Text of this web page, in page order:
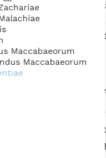
Maccabaeorum
Maccabaeorum
non ignorans
eorum, et
quoniam non
in perpetuum:
erat maledictum ab
veniam dabas
tibi: " Quid
iudicium tuum?
si perierint nationes,